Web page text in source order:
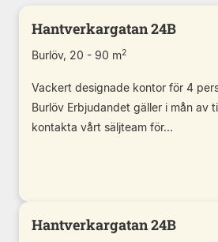
Hantverkargatan 24B
Burlöv, 20 - 90 m2
Vackert designade kontor för 4
Burlöv Erbjudandet gäller i mån av
kontakta vårt säljteam för...
Hantverkargatan 24B